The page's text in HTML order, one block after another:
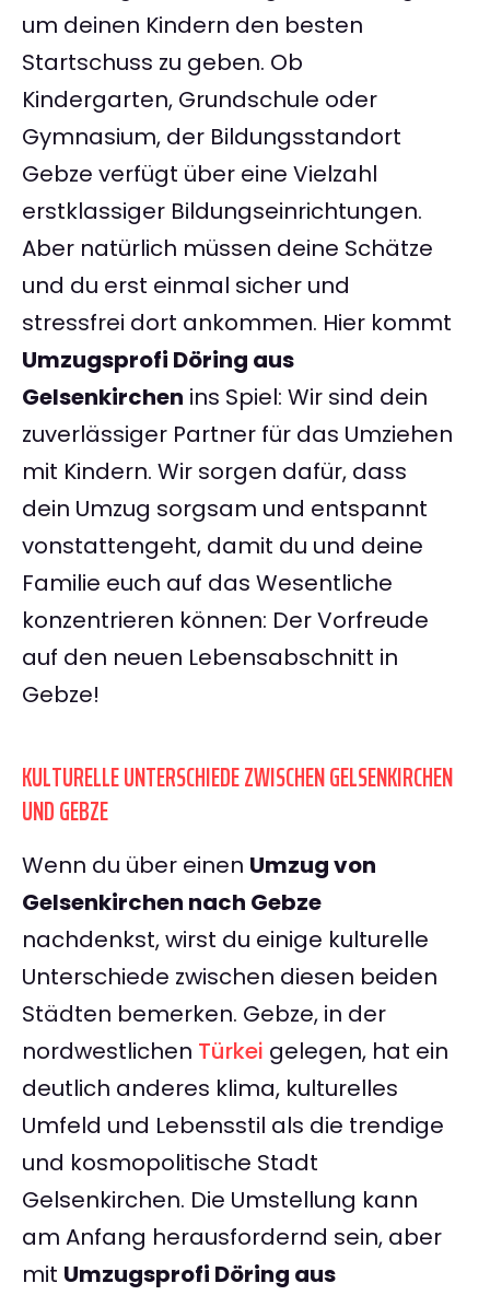
um deinen Kindern den besten
Startschuss zu geben. Ob
Kindergarten, Grundschule oder
Gymnasium, der Bildungsstandort
Gebze verfügt über eine Vielzahl
erstklassiger Bildungseinrichtungen.
Aber natürlich müssen deine Schätze
und du erst einmal sicher und
stressfrei dort ankommen. Hier kommt
Umzugsprofi Döring aus
Gelsenkirchen ins Spiel: Wir sind dein
zuverlässiger Partner für das Umziehen
mit Kindern. Wir sorgen dafür, dass
dein Umzug sorgsam und entspannt
vonstattengeht, damit du und deine
Familie euch auf das Wesentliche
konzentrieren können: Der Vorfreude
auf den neuen Lebensabschnitt in
Gebze!
KULTURELLE UNTERSCHIEDE ZWISCHEN GELSENKIRCHEN
UND GEBZE
Wenn du über einen Umzug von
Gelsenkirchen nach Gebze
nachdenkst, wirst du einige kulturelle
Unterschiede zwischen diesen beiden
Städten bemerken. Gebze, in der
nordwestlichen Türkei gelegen, hat ein
deutlich anderes klima, kulturelles
Umfeld und Lebensstil als die trendige
und kosmopolitische Stadt
Gelsenkirchen. Die Umstellung kann
am Anfang herausfordernd sein, aber
mit Umzugsprofi Döring aus